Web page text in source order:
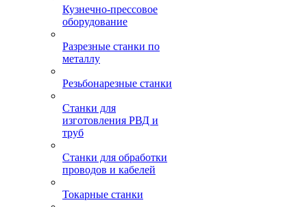
Кузнечно-прессовое
оборудование
Разрезные станки по
металлу
Резьбонарезные станки
Станки для
изготовления РВД и
труб
Станки для обработки
проводов и кабелей
Токарные станки